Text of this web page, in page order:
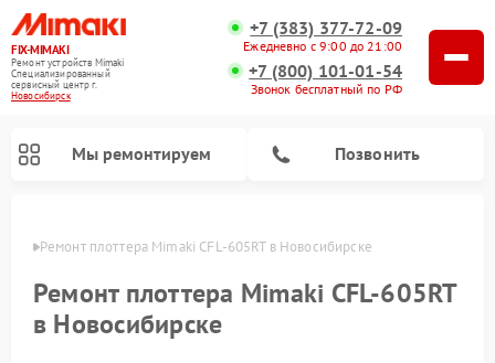
FIX-MIMAKI
Ремонт устройств Mimaki
Специализированный
cервисный центр г.
Новосибирск
+7 (383) 377-72-09
Ежедневно с 9:00 до 21:00
+7 (800) 101-01-54
Звонок бесплатный по РФ
Мы ремонтируем Позвонить
Ремонт плоттера Mimaki CFL-605RT в Новосибирске
Ремонт плоттера Mimaki CFL-605RT
в Новосибирске